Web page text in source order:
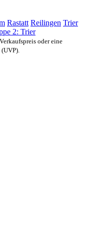
Rastatt Reilingen Trier
2: Trier
oder eine